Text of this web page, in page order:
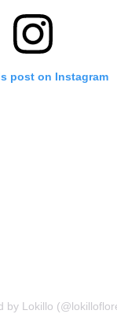
post on Instagram
by Lokillo